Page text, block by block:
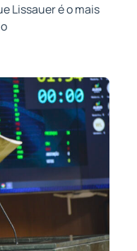
Lissauer é o mais